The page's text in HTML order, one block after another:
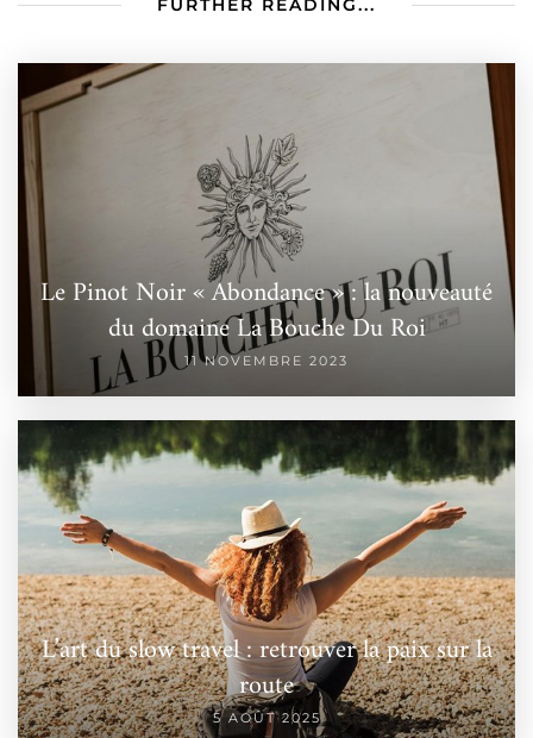
FURTHER READING...
Le Pinot Noir « Abondance » : la nouveauté
du domaine La Bouche Du Roi
11 NOVEMBRE 2023
L’art du slow travel : retrouver la paix sur la
route
5 AOÛT 2025